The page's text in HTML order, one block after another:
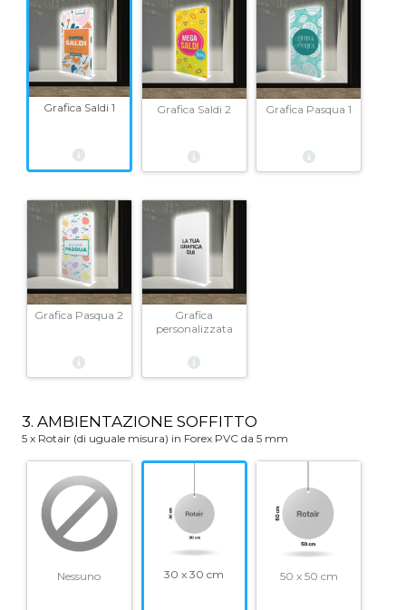
Grafica Saldi 1 Grafica Saldi 2 Grafica Pasqua 1
Grafica Pasqua 2
Grafica
personalizzata
3. AMBIENTAZIONE SOFFITTO
5 x Rotair (di uguale misura) in Forex PVC da 5 mm
Nessuno 30 x 30 cm 50 x 50 cm